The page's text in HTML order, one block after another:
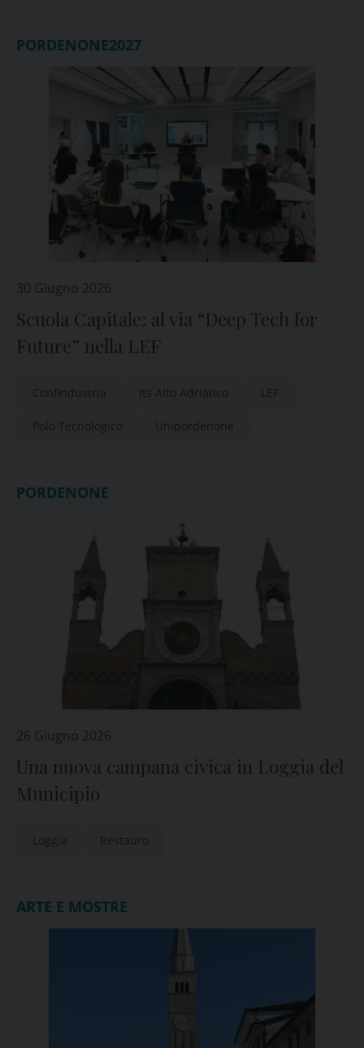
PORDENONE2027
30 Giugno 2026
Scuola Capitale: al via “Deep Tech for
Future” nella LEF
Confindustria Its Alto Adriatico LEF
Polo Tecnologico Unipordenone
PORDENONE
26 Giugno 2026
Una nuova campana civica in Loggia del
Municipio
Loggia Restauro
ARTE E MOSTRE